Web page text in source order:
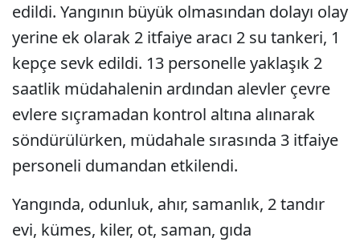
edildi. Yangının büyük olmasından dolayı olay
yerine ek olarak 2 itfaiye aracı 2 su tankeri, 1
kepçe sevk edildi. 13 personelle yaklaşık 2
saatlik müdahalenin ardından alevler çevre
evlere sıçramadan kontrol altına alınarak
söndürülürken, müdahale sırasında 3 itfaiye
personeli dumandan etkilendi.
Yangında, odunluk, ahır, samanlık, 2 tandır
evi, kümes, kiler, ot, saman, gıda